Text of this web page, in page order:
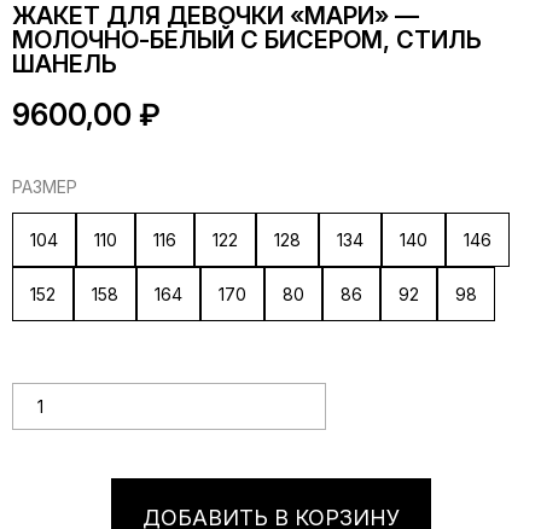
ЖАКЕТ ДЛЯ ДЕВОЧКИ «МАРИ» —
МОЛОЧНО-БЕЛЫЙ С БИСЕРОМ, СТИЛЬ
ШАНЕЛЬ
9600,00 ₽
РАЗМЕР
104 110 116 122 128 134 140 146
152 158 164 170 80 86 92 98
ДОБАВИТЬ В КОРЗИНУ